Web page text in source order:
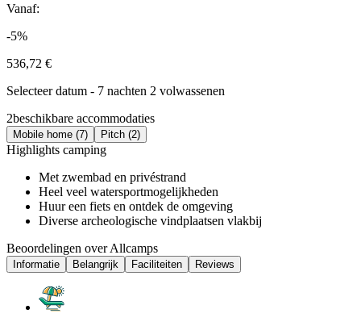
Vanaf:
-5%
536,72 €
Selecteer datum - 7 nachten 2 volwassenen
2beschikbare accommodaties
Mobile home (7) Pitch (2)
Highlights camping
Met zwembad en privéstrand
Heel veel watersportmogelijkheden
Huur een fiets en ontdek de omgeving
Diverse archeologische vindplaatsen vlakbij
Beoordelingen over Allcamps
Informatie Belangrijk Faciliteiten Reviews